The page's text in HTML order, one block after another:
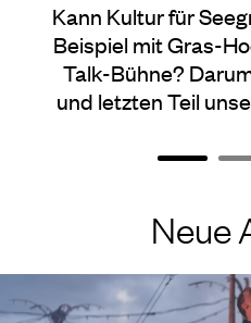
Kann Kultur für
Beispiel mit Gras-
Talk-Bühne?
und letzten Teil
Neue